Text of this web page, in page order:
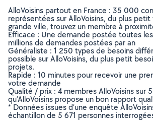
AlloVoisins partout en France : 35 000
représentées sur AlloVoisins, du plus petit
grande ville, trouvez un membre à
Efficace : Une demande postée toutes
millions de demandes postées par an
Généraliste : 1 250 types de besoins
possible sur AlloVoisins, du plus petit
projets.
Rapide : 10 minutes pour recevoir une
votre demande
Qualité / prix : 4 membres AlloVoisins sur
qu’AlloVoisins propose un bon rapport
* Données issues d’une enquête
échantillon de 5 671 personnes